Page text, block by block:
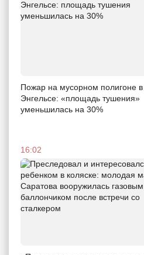
Пожар на мусорном полигоне в
Энгельсе: «площадь тушения»
уменьшилась на 30%
16:02